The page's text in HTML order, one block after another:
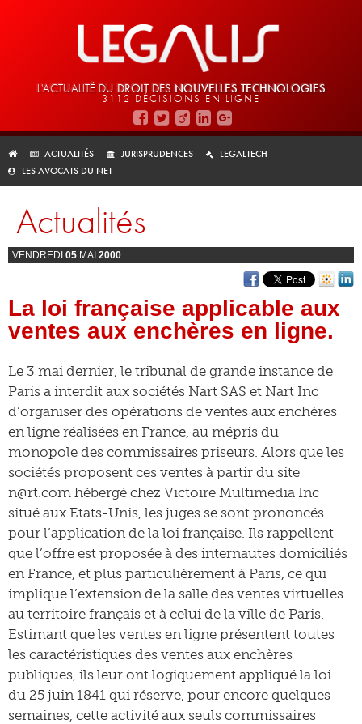
L'ACTUALITÉ DU DROIT DES NOUVELLES TECHNOLOGIES
3112 DÉCISIONS EN LIGNE
ACTUALITÉS JURISPRUDENCES
LEGALTECH
LES AVOCATS DU NET
Actualités
VENDREDI 05 MAI 2000
La loi française applicable aux
ventes aux enchères en ligne.
Le 3 mai dernier, le tribunal de grande instance de
Paris a interdit aux sociétés Nart SAS et Nart Inc
d’organiser des opérations de ventes aux enchères
en ligne réalisées en France, au mépris du
monopole des commissaires priseurs. Alors que les
sociétés proposent ces ventes à partir du site
n@rt.com hébergé chez Victoire Multimedia Inc
situé aux Etats-Unis, les juges se sont prononcés
pour l’application de la loi française. Ils rappellent
que l’offre est proposée à des internautes domiciliés
en France, et plus particulièrement à Paris, ce qui
implique l’extension de la salle des ventes virtuelles
au territoire français et à celui de la ville de Paris.
Estimant que les ventes en ligne présentent toutes
les caractéristiques des ventes aux enchères
publiques, ils leur ont logiquement appliqué la loi
du 25 juin 1841 qui réserve, pour encore quelques
semaines, cette activité aux seuls commissaires